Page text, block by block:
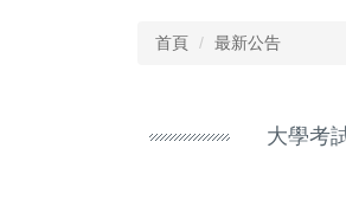
首頁 最新公告
大學考